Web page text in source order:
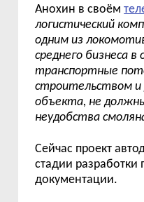
Анохин в своём
логистический
одним из
среднего бизнеса
транспортные
строительством
объекта, не
неудобства
Сейчас проект
стадии разработки
документации.